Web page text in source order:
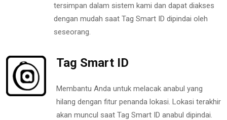
tersimpan dalam sistem kami dan dapat diakses
dengan mudah saat Tag Smart ID dipindai oleh
seseorang.
Tag Smart ID
Membantu Anda untuk melacak anabul yang
hilang dengan fitur penanda lokasi. Lokasi terakhir
akan muncul saat Tag Smart ID anabul dipindai.